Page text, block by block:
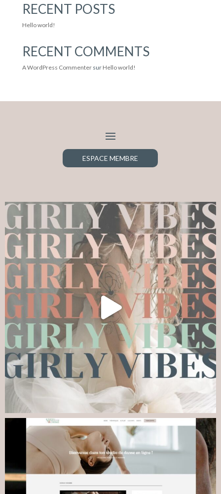
RECENT POSTS
Hello world!
RECENT COMMENTS
A WordPress Commentersur Hello world!
ESPACE MEMBRE